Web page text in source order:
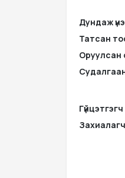
Дундаж
Татсан
Оруулсан